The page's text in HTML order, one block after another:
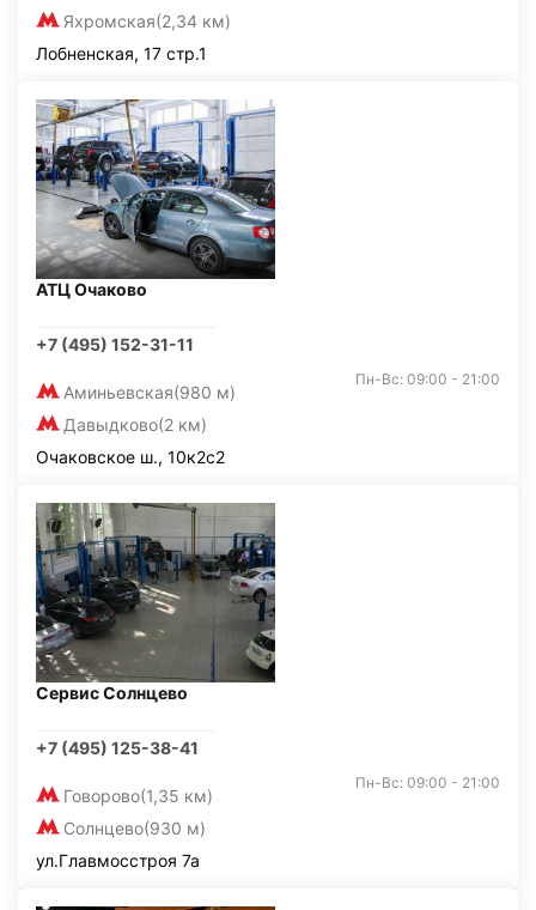
Яхромская(2,34 км)
Лобненская, 17 стр.1
АТЦ Очаково
+7 (495) 152-31-11
Аминьевская(980 м)
Давыдково(2 км)
Пн-Вс: 09:00 - 21:00
Очаковское ш., 10к2с2
Сервис Солнцево
+7 (495) 125-38-41
Говорово(1,35 км)
Солнцево(930 м)
Пн-Вс: 09:00 - 21:00
ул.Главмосстроя 7а